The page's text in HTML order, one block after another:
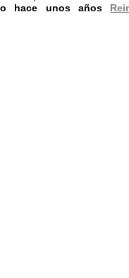
hace unos años